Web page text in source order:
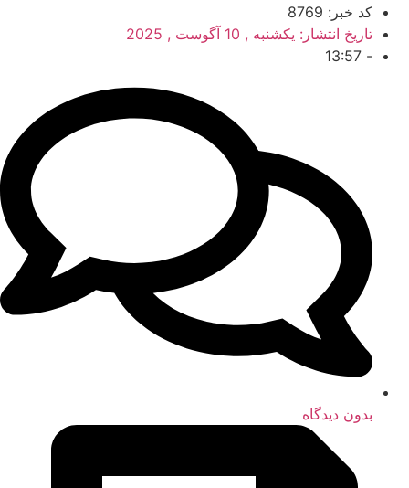
کد خبر: 8769
تاریخ انتشار: یکشنبه , 10 آگوست , 2025
-
13:57
بدون دیدگاه